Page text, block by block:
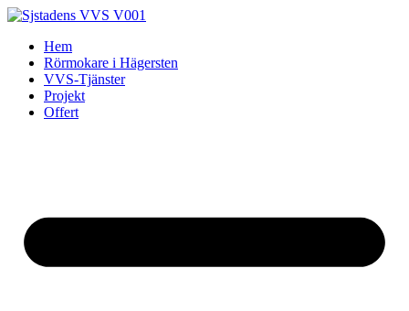
Skip
contentHem
Rörmokare i Hägersten
VVS-Tjänster
Projekt
Offert